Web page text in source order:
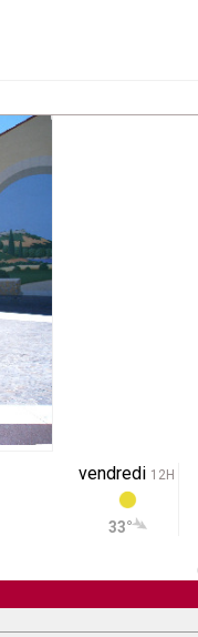
vendredi 12H
33°